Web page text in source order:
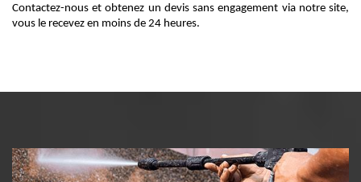
Contactez-nous et obtenez un devis sans engagement via notre site,
vous le recevez en moins de 24 heures.